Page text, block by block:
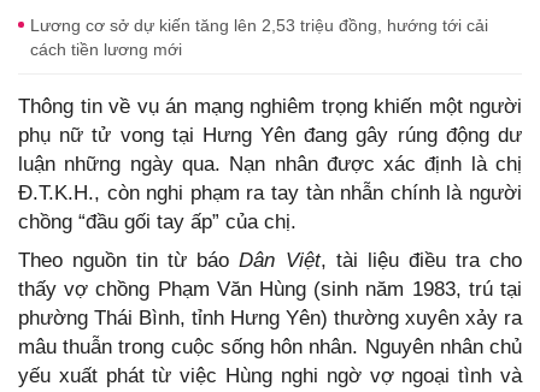
Lương cơ sở dự kiến tăng lên 2,53 triệu đồng, hướng tới cải
cách tiền lương mới
Thông tin về vụ án mạng nghiêm trọng khiến một người
phụ nữ tử vong tại Hưng Yên đang gây rúng động dư
luận những ngày qua. Nạn nhân được xác định là chị
Đ.T.K.H., còn nghi phạm ra tay tàn nhẫn chính là người
chồng “đầu gối tay ấp” của chị.
Theo nguồn tin từ báoDân Việt, tài liệu điều tra cho
thấy vợ chồng Phạm Văn Hùng (sinh năm 1983, trú tại
phường Thái Bình, tỉnh Hưng Yên) thường xuyên xảy ra
mâu thuẫn trong cuộc sống hôn nhân. Nguyên nhân chủ
yếu xuất phát từ việc Hùng nghi ngờ vợ ngoại tình và